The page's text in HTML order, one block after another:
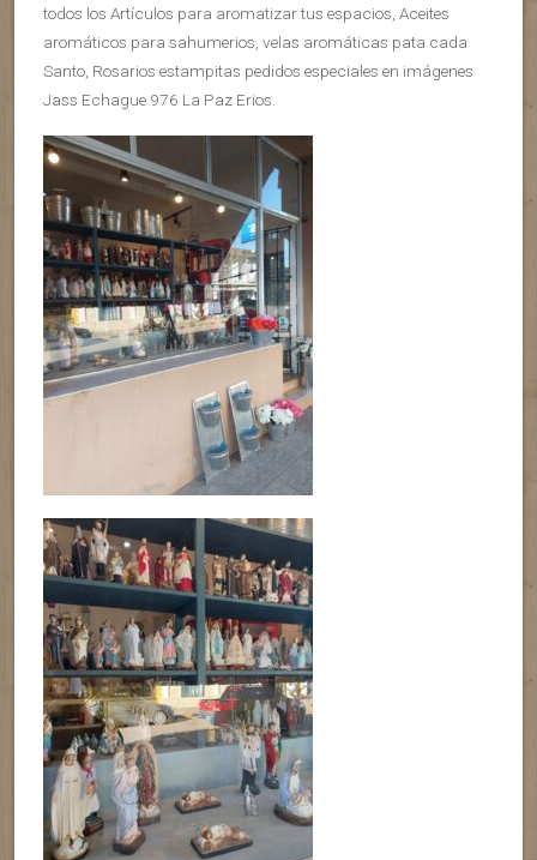
todos los Artículos para aromatizar tus espacios, Aceites
aromáticos para sahumerios, velas aromáticas pata cada
Santo, Rosarios estampitas pedidos especiales en imágenes
Jass Echague 976 La Paz Erios.